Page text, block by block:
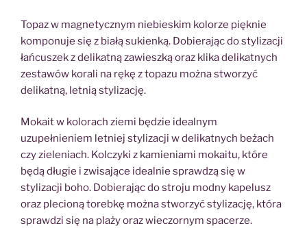
Topaz w magnetycznym niebieskim kolorze pięknie
komponuje się z białą sukienką. Dobierając do stylizacji
łańcuszek z delikatną zawieszką oraz klika delikatnych
zestawów korali na rękę z topazu można stworzyć
delikatną, letnią stylizację.
Mokait w kolorach ziemi będzie idealnym
uzupełnieniem letniej stylizacji w delikatnych beżach
czy zieleniach. Kolczyki z kamieniami mokaitu, które
będą długie i zwisające idealnie sprawdzą się w
stylizacji boho. Dobierając do stroju modny kapelusz
oraz plecioną torebkę można stworzyć stylizację, która
sprawdzi się na plaży oraz wieczornym spacerze.